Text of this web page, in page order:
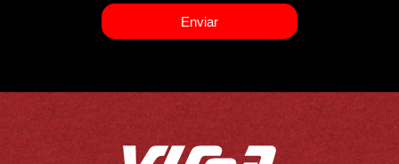
Enviar